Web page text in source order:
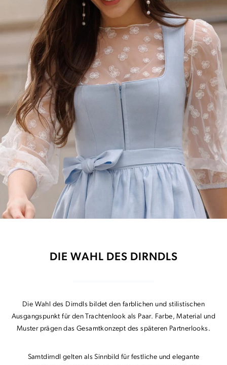
DIE WAHL DES DIRNDLS
Die Wahl des Dirndls bildet den farblichen und stilistischen
Ausgangspunkt für den Trachtenlook als Paar. Farbe, Material und
Muster prägen das Gesamtkonzept des späteren Partnerlooks.
Samtdirndl gelten als Sinnbild für festliche und elegante